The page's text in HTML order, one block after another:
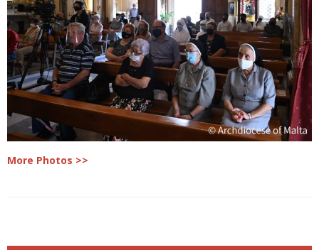
More Photos >>